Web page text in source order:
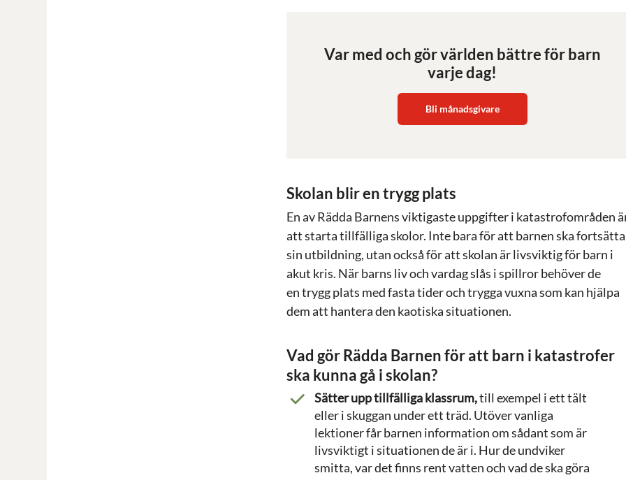
Var med och gör världen bättre för barn
varje dag!
Bli månadsgivare
Skolan blir en trygg plats
En av Rädda Barnens viktigaste uppgifter i katastrofområden
att starta tillfälliga skolor. Inte bara för att barnen ska fortsätta
sin utbildning, utan också för att skolan är livsviktig för barn i
akut kris. När barns liv och vardag slås i spillror behöver de
en trygg plats med fasta tider och trygga vuxna som kan hjälpa
dem att hantera den kaotiska situationen.
Vad gör Rädda Barnen för att barn i katastrofer
ska kunna gå i skolan?
Sätter upp tillfälliga klassrum,till exempel i ett tält
eller i skuggan under ett träd. Utöver vanliga
lektioner får barnen information om sådant som är
livsviktigt i situationen de är i. Hur de undviker
smitta, var det finns rent vatten och vad de ska göra